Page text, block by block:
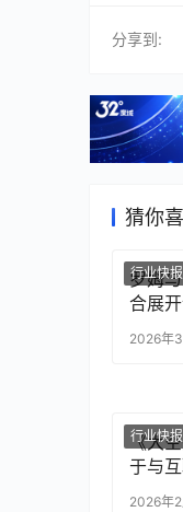
分享到:
猜你
行业快报
罗姆
合展
2026年
行业快报
《大
于与
“危险
2026年2